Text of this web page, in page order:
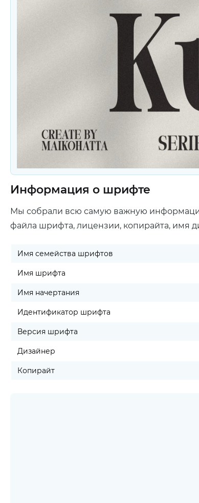
Информация о шрифте
Мы собрали всю самую важную
файла шрифта, лицензии, копирайта, имя
Имя семейства шрифтов
Имя шрифта
Имя начертания
Идентификатор шрифта
Версия шрифта
Дизайнер
Копирайт